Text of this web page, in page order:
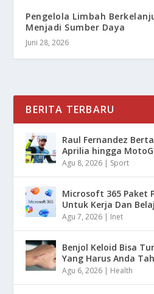
Pengelola Limbah
Menjadi Sumber Daya
Juni 28, 2026
BERITA TERBARU
Raul Fernandez
Aprilia hingga
Agu 8, 2026 | Sport
Microsoft 365 Paket
Untuk Kerja Dan
Agu 7, 2026 | Inet
Benjol Keloid Bisa
Yang Harus Anda
Agu 6, 2026 | Health